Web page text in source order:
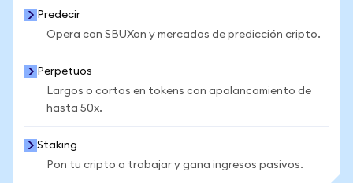
Predecir
Opera con SBUXon y mercados de predicción cripto.
Perpetuos
Largos o cortos en tokens con apalancamiento de
hasta 50x.
Staking
Pon tu cripto a trabajar y gana ingresos pasivos.